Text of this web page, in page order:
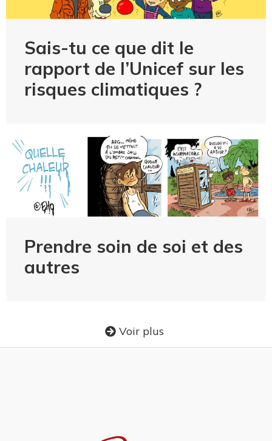
Sais-tu ce que dit le
rapport de l’Unicef sur les
risques climatiques ?
Prendre soin de soi et des
autres
Voir plus